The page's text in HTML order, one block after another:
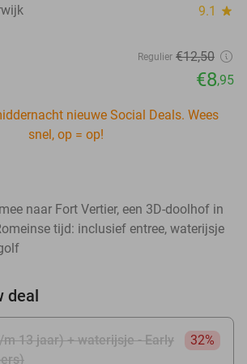
9.1 star
Regulier €12,50
€8,95
nieuwe Social Deals. Wees
snel, op = op!
naar Fort Vertier, een 3D-doolhof in
tijd: inclusief entree, waterijsje
deal
13 jaar) + waterijsje - Early
32%